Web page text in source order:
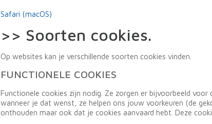
Safari (macOS)
>> Soorten cookies.
Op websites kan je verschillende soorten cookies vinden.
FUNCTIONELE COOKIES
Functionele cookies zijn nodig. Ze zorgen er bijvoorbeeld
wanneer je dat wenst, ze helpen ons jouw voorkeuren (de
onthouden maar ook dat je cookies aanvaard hebt. Deze